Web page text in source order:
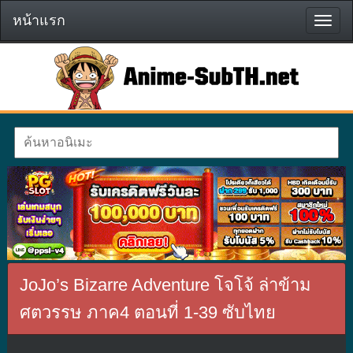
หน้า
แรก
หน้าแรก
JoJo’s Bizarre Adventure โจโจ้ ล่าข้าม
ศตวรรษ ภาค4 ตอนที่ 1-39 ซับไทย